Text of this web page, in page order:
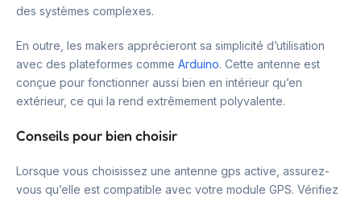
des systèmes complexes.
En outre, les makers apprécieront sa simplicité d’utilisation
avec des plateformes comme Arduino. Cette antenne est
conçue pour fonctionner aussi bien en intérieur qu’en
extérieur, ce qui la rend extrêmement polyvalente.
Conseils pour bien choisir
Lorsque vous choisissez une antenne gps active, assurez-
vous qu’elle est compatible avec votre module GPS. Vérifiez